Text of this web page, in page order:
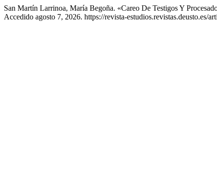
San Martín Larrinoa, María Begoña. «Careo De Testigos Y
Accedido agosto 7, 2026. https://revista-estudios.revistas.deusto.es/